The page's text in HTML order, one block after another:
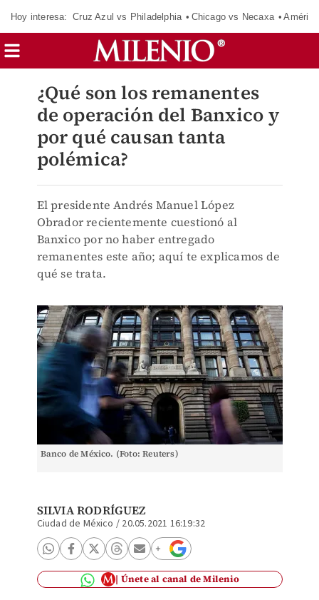
Hoy interesa: Cruz Azul vs Philadelphia Chicago vs Necaxa
¿Qué son los remanentes
de operación del Banxico y
por qué causan tanta
polémica?
El presidente Andrés Manuel López
Obrador recientemente cuestionó al
Banxico por no haber entregado
remanentes este año; aquí te explicamos de
qué se trata.
Banco de México. (Foto: Reuters)
SILVIA RODRÍGUEZ
Ciudad de México / 20.05.2021 16:19:32
Únete al canal de Milenio